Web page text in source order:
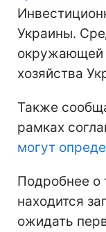
Украины.
окружающей
хозяйства
Также
рамках
могут
Подробнее о
находится
ожидать